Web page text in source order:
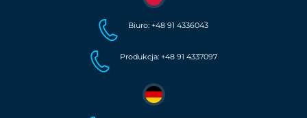
Biuro: +48 91 4336043
Produkcja: +48 91 4337097